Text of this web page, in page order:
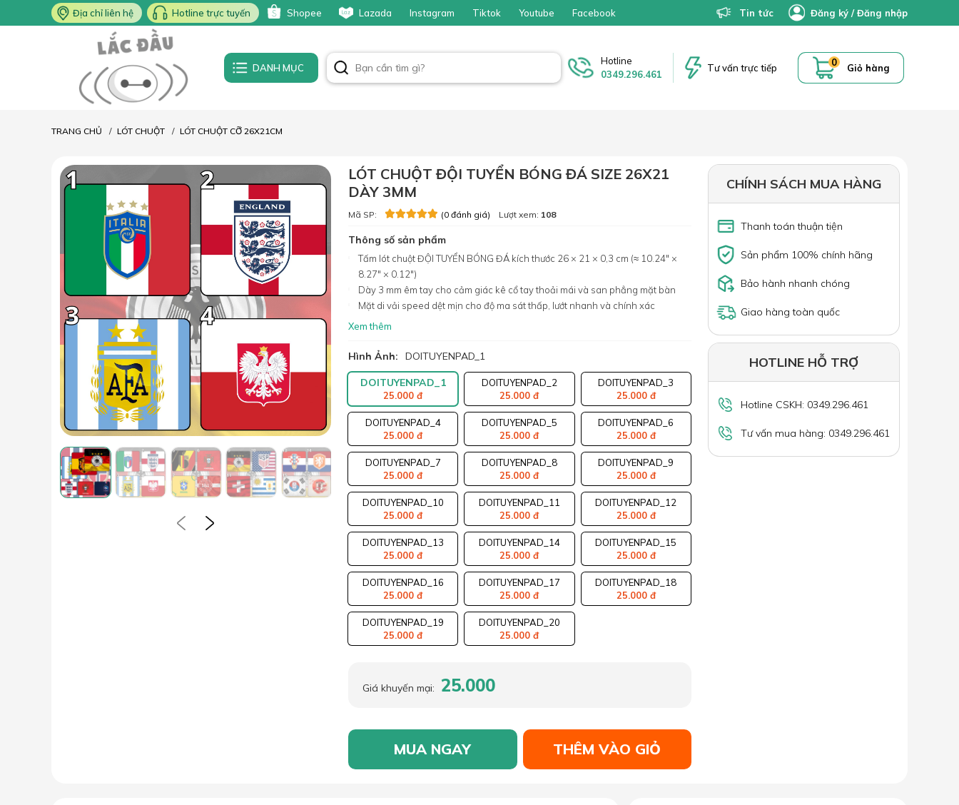
Địa chỉ liên hệ Hotline trực tuyến Shopee Lazada Instagram Tiktok Youtube Facebook Tin tức Đăng ký /Đăng nhập
DANH MỤC
Hotline
0349.296.461
Tư vấn trực tiếp 0 Giỏ hàng
TRANG CHỦ LÓT CHUỘT LÓT CHUỘT CỠ 26X21CM
LÓT CHUỘT ĐỘI TUYỂN BÓNG ĐÁ SIZE 26X21
DÀY 3MM
Mã SP: (0 đánh giá) Lượt xem: 108
Thông số sản phẩm
Tấm lót chuột ĐỘI TUYỂN BÓNG ĐÁ kích thước 26 × 21 × 0,3 cm (≈ 10.24″ ×
8.27″ × 0.12″)
Dày 3 mm êm tay cho cảm giác kê cổ tay thoải mái và san phẳng mặt bàn
Mặt di vải speed dệt mịn cho độ ma sát thấp, lướt nhanh và chính xác
Xem thêm
Hình Ảnh: DOITUYENPAD_1
DOITUYENPAD_1
25.000 đ
DOITUYENPAD_2
25.000 đ
DOITUYENPAD_3
25.000 đ
DOITUYENPAD_4
25.000 đ
DOITUYENPAD_5
25.000 đ
DOITUYENPAD_6
25.000 đ
DOITUYENPAD_7
25.000 đ
DOITUYENPAD_8
25.000 đ
DOITUYENPAD_9
25.000 đ
DOITUYENPAD_10
25.000 đ
DOITUYENPAD_11
25.000 đ
DOITUYENPAD_12
25.000 đ
DOITUYENPAD_13
25.000 đ
DOITUYENPAD_14
25.000 đ
DOITUYENPAD_15
25.000 đ
DOITUYENPAD_16
25.000 đ
DOITUYENPAD_17
25.000 đ
DOITUYENPAD_18
25.000 đ
DOITUYENPAD_19
25.000 đ
DOITUYENPAD_20
25.000 đ
Giá khuyến mại: 25.000
MUA NGAY THÊM VÀO GIỎ
CHÍNH SÁCH MUA HÀNG
Thanh toán thuận tiện
Sản phẩm 100% chính hãng
Bảo hành nhanh chóng
Giao hàng toàn quốc
HOTLINE HỖ TRỢ
Hotline CSKH: 0349.296.461
Tư vấn mua hàng: 0349.296.461